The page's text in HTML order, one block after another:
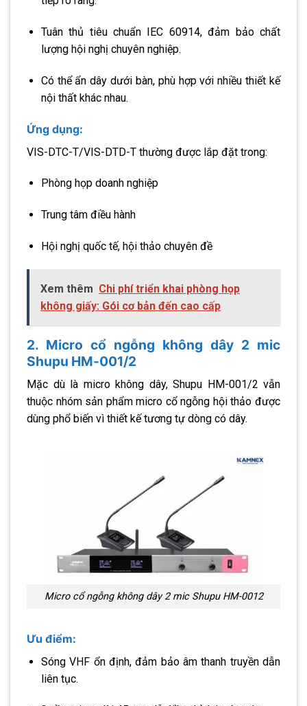
Tuân thủ tiêu chuẩn IEC 60914, đảm bảo chất
lượng hội nghị chuyên nghiệp.
Có thể ẩn dây dưới bàn, phù hợp với nhiều thiết kế
nội thất khác nhau.
Ứng dụng:
VIS-DTC-T/VIS-DTD-T thường được lắp đặt trong:
Phòng họp doanh nghiệp
Trung tâm điều hành
Hội nghị quốc tế, hội thảo chuyên đề
Xem thêm Chi phí triển khai phòng họp
không giấy: Gói cơ bản đến cao cấp
2. Micro cổ ngỗng không dây 2 mic
Shupu HM-001/2
Mặc dù là micro không dây, Shupu HM-001/2 vẫn
thuộc nhóm sản phẩm micro cổ ngỗng hội thảo được
dùng phổ biến vì thiết kế tương tự dòng có dây.
Micro cổ ngỗng không dây 2 mic Shupu HM-0012
Ưu điểm:
Sóng VHF ổn định, đảm bảo âm thanh truyền dẫn
liên tục.